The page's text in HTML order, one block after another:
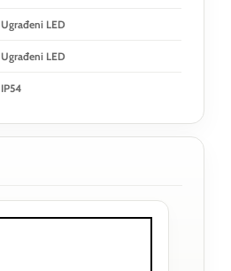
Ugrađeni LED
Ugrađeni LED
IP54